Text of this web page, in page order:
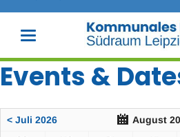
Events &
< Juli 2026 August